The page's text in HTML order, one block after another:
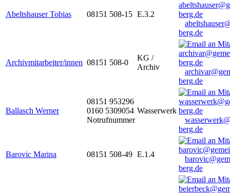
Abeltshauser Tobias 08151 508-15 E.3.2
berg.de
Archivmitarbeiter/innen 08151 508-0
KG /
Archiv
berg.de
Ballasch Werner
08151 953296
0160 5309054
Notrufnummer
Wasserwerk
berg.de
Barovic Marina 08151 508-49 E.1.4
berg.de